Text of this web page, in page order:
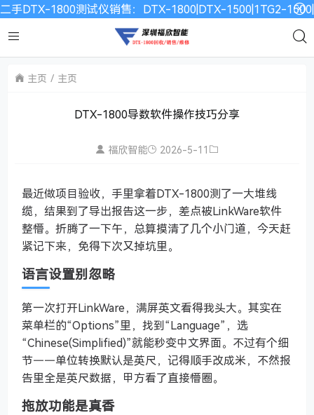
二手DTX-1800测试仪销售：DTX-1800|DTX-1500|1TG2-
主页 主页
DTX-1800导数软件操作技巧分享
福欣智能 2026-5-11
最近做项目验收，手里拿着DTX-1800测了一大堆线
缆，结果到了导出报告这一步，差点被LinkWare软件
整懵。折腾了一下午，总算摸清了几个小门道，今天赶
紧记下来，免得下次又掉坑里。
语言设置别忽略
第一次打开LinkWare，满屏英文看得我头大。其实在
菜单栏的“Options”里，找到“Language”，选
“Chinese(Simplified)”就能秒变中文界面。不过有个细
节——单位转换默认是英尺，记得顺手改成米，不然报
告里全是英尺数据，甲方看了直接懵圈。
拖放功能是真香